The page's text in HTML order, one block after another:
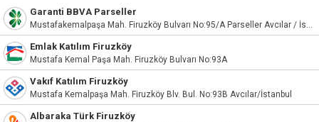
Garanti BBVA Parseller
Mustafakemalpaşa Mah. Firuzköy Bulvarı No:95/A Parseller Avcılar / İstanbul
Emlak Katılım Firuzköy
Mustafa Kemal Paşa Mah. Firuzköy Bulvarı No:93A
Vakıf Katılım Firuzköy
Mustafa Kemalpaşa Mah. Firuzköy Blv. Bul. No:93B Avcılar/İstanbul
Albaraka Türk Firuzköy